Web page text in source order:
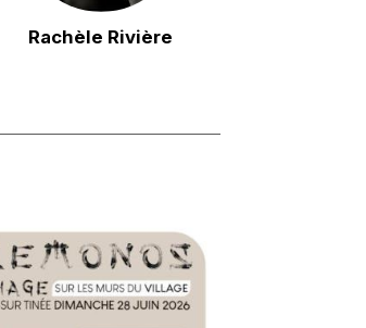
Rachèle Rivière